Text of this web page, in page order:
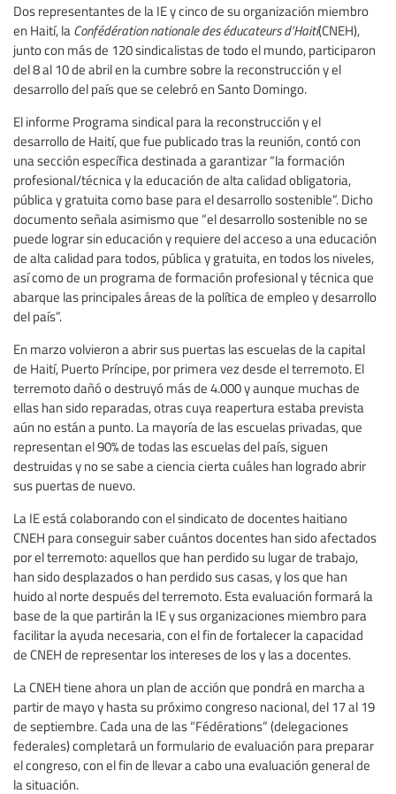
Dos representantes de la IE y cinco de su organización miembro
en Haití, la Confédération nationale des éducateurs d’Haiti(CNEH),
junto con más de 120 sindicalistas de todo el mundo, participaron
del 8 al 10 de abril en la cumbre sobre la reconstrucción y el
desarrollo del país que se celebró en Santo Domingo.
El informe Programa sindical para la reconstrucción y el
desarrollo de Haití, que fue publicado tras la reunión, contó con
una sección específica destinada a garantizar “la formación
profesional/técnica y la educación de alta calidad obligatoria,
pública y gratuita como base para el desarrollo sostenible”. Dicho
documento señala asimismo que “el desarrollo sostenible no se
puede lograr sin educación y requiere del acceso a una educación
de alta calidad para todos, pública y gratuita, en todos los niveles,
así como de un programa de formación profesional y técnica que
abarque las principales áreas de la política de empleo y desarrollo
del país”.
En marzo volvieron a abrir sus puertas las escuelas de la capital
de Haití, Puerto Príncipe, por primera vez desde el terremoto. El
terremoto dañó o destruyó más de 4.000 y aunque muchas de
ellas han sido reparadas, otras cuya reapertura estaba prevista
aún no están a punto. La mayoría de las escuelas privadas, que
representan el 90% de todas las escuelas del país, siguen
destruidas y no se sabe a ciencia cierta cuáles han logrado abrir
sus puertas de nuevo.
La IE está colaborando con el sindicato de docentes haitiano
CNEH para conseguir saber cuántos docentes han sido afectados
por el terremoto: aquellos que han perdido su lugar de trabajo,
han sido desplazados o han perdido sus casas, y los que han
huido al norte después del terremoto. Esta evaluación formará la
base de la que partirán la IE y sus organizaciones miembro para
facilitar la ayuda necesaria, con el fin de fortalecer la capacidad
de CNEH de representar los intereses de los y las a docentes.
La CNEH tiene ahora un plan de acción que pondrá en marcha a
partir de mayo y hasta su próximo congreso nacional, del 17 al 19
de septiembre. Cada una de las “Fédérations” (delegaciones
federales) completará un formulario de evaluación para preparar
el congreso, con el fin de llevar a cabo una evaluación general de
la situación.